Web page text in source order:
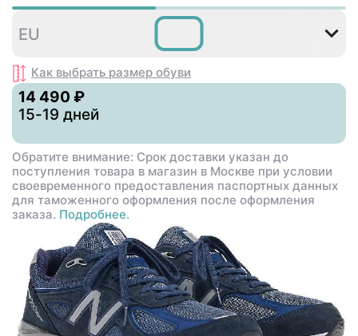
,5
EU
Как выбрать размер обуви
14 490 ₽
15-19 дней
Обратите внимание: Срок доставки указан до
поступления товара в магазин в Москве при условии
своевременного предоставления паспортных данных
для таможенного оформления после оформления
заказа. Подробнее.